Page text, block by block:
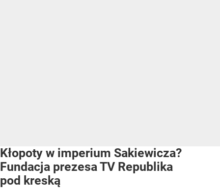
Kłopoty w imperium Sakiewicza?
Fundacja prezesa TV Republika
pod kreską